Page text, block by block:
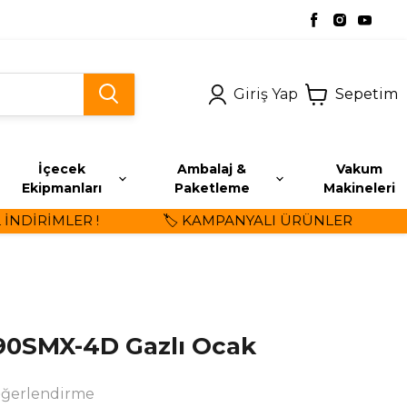
Giriş Yap Sepetim
İçecek
Ekipmanları
Ambalaj &
Paketleme
Vakum
Makineleri
! 🏷️ KAMPANYALI ÜRÜNLER
4D Gazlı Ocak